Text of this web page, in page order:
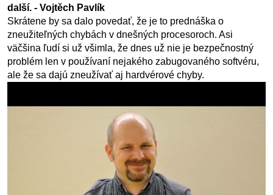
další. - Vojtěch Pavlík
Skrátene by sa dalo povedať, že je to prednáška o
zneužiteľných chybách v dnešných procesoroch. Asi
väčšina ľudí si už všimla, že dnes už nie je bezpečnostný
problém len v používaní nejakého zabugovaného softvéru,
ale že sa dajú zneužívať aj hardvérové chyby.